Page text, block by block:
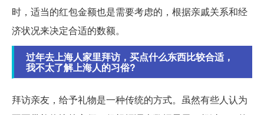
时，适当的红包金额也是需要考虑的，根据亲戚关系和经
济状况来决定合适的数额。
过年去上海人家里拜访，买点什么东西比较合适，
我不太了解上海人的习俗?
拜访亲友，给予礼物是一种传统的方式。虽然有些人认为